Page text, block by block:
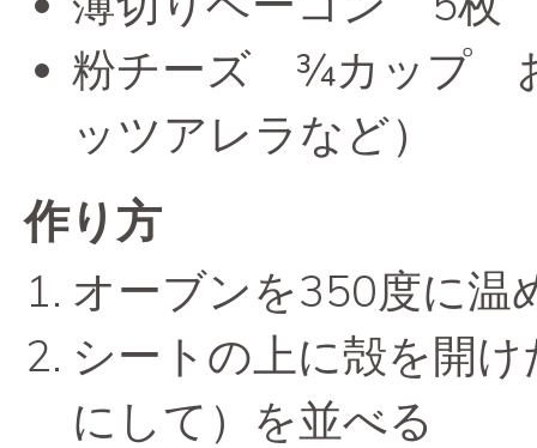
粉チーズ ¾カップ お
ッツアレラなど）
作り方
オーブンを350度に温
シートの上に殻を開
にして）を並べる